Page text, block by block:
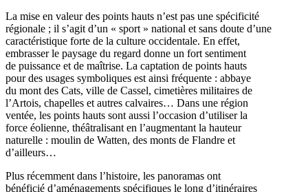
La mise en valeur des points hauts n’est pas une spécificité
régionale ; il s’agit d’un « sport » national et sans doute d’une
caractéristique forte de la culture occidentale. En effet,
embrasser le paysage du regard donne un fort sentiment
de puissance et de maîtrise. La captation de points hauts
pour des usages symboliques est ainsi fréquente : abbaye
du mont des Cats, ville de Cassel, cimetières militaires de
l’Artois, chapelles et autres calvaires… Dans une région
ventée, les points hauts sont aussi l’occasion d’utiliser la
force éolienne, théâtralisant en l’augmentant la hauteur
naturelle : moulin de Watten, des monts de Flandre et
d’ailleurs…
Plus récemment dans l’histoire, les panoramas ont
bénéficié d’aménagements spécifiques le long d’itinéraires